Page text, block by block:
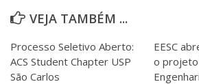
VEJA TAMBÉM ...
Processo Seletivo Aberto:
ACS Student Chapter USP
São Carlos
EESC
o projeto